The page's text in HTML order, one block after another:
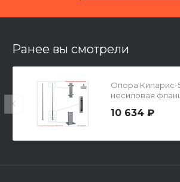
Ранее вы смотрели
Опора Кипарис-
несиловая
10 634 ₽